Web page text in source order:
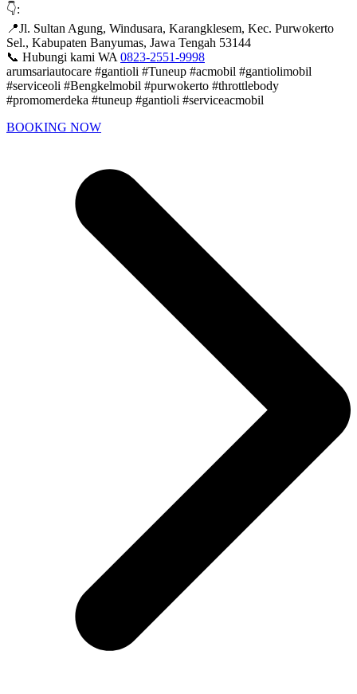
👇:
📍Jl. Sultan Agung, Windusara, Karangklesem, Kec. Purwokerto
Sel., Kabupaten Banyumas, Jawa Tengah 53144
📞 Hubungi kami WA 0823-2551-9998
arumsariautocare #gantioli #Tuneup #acmobil #gantiolimobil
#serviceoli #Bengkelmobil #purwokerto #throttlebody
#promomerdeka #tuneup #gantioli #serviceacmobil
BOOKING NOW